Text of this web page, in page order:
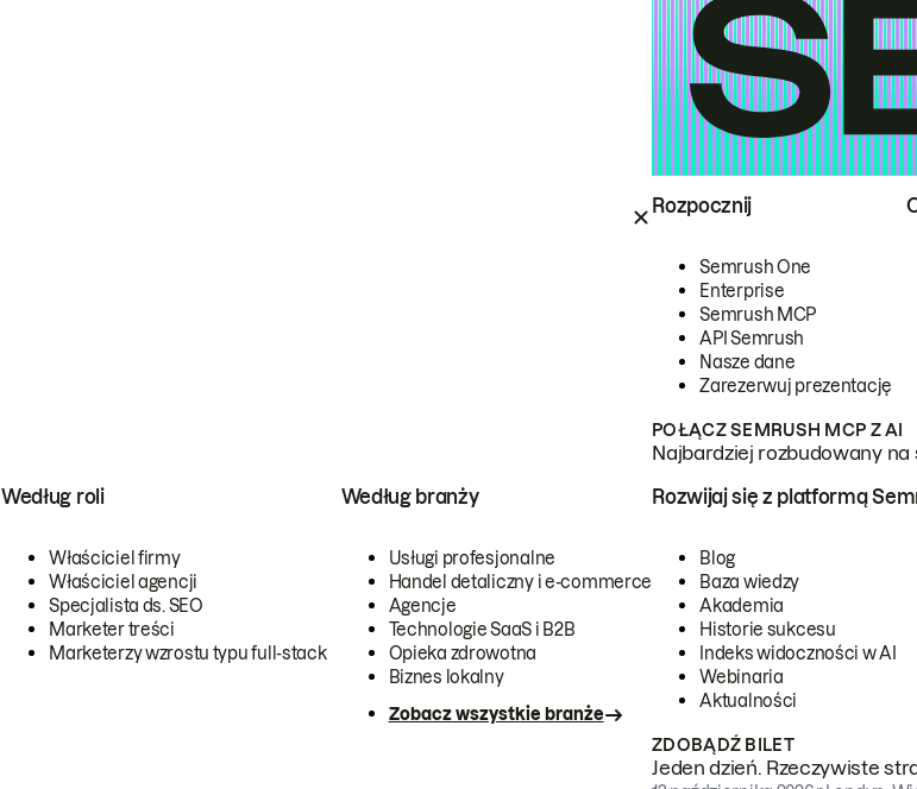
Rozpocznij
Semrush One
Enterprise
Semrush MCP
API Semrush
Nasze dane
Zarezerwuj prezentację
POŁĄCZ SEMRUSH MCP Z AI
Najbardziej rozbudowany
Według roli
Właściciel firmy
Właściciel agencji
Specjalista ds. SEO
Marketer treści
Marketerzy wzrostu typu full-stack
Według branży
Usługi profesjonalne
Handel detaliczny i e-commerce
Agencje
Technologie SaaS i B2B
Opieka zdrowotna
Biznes lokalny
Zobacz wszystkie branże
Rozwijaj się z platformą
Blog
Baza wiedzy
Akademia
Historie sukcesu
Indeks widoczności w AI
Webinaria
Aktualności
ZDOBĄDŹ BILET
Jeden dzień. Rzeczywiste